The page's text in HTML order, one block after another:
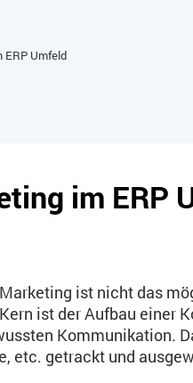
ERP Umfeld
im ERP
ist nicht das
ist der Aufbau einer
Kommunikation.
etc. getrackt und